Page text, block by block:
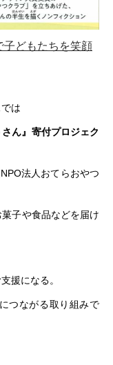
子どもたちを笑顔
は
ん』寄付プロジェク
法人おてらおやつ
子や食品などを届け
援になる。
つながる取り組みで